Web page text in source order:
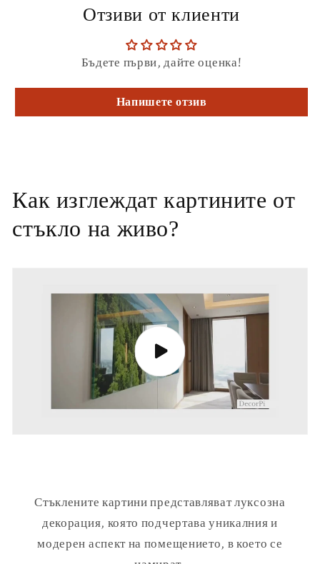
Отзиви от клиенти
Бъдете първи, дайте оценка!
Напишете отзив
Как изглеждат картините от
стъкло на живо?
Стъклените картини представляват луксозна
декорация, която подчертава уникалния и
модерен аспект на помещението, в което се